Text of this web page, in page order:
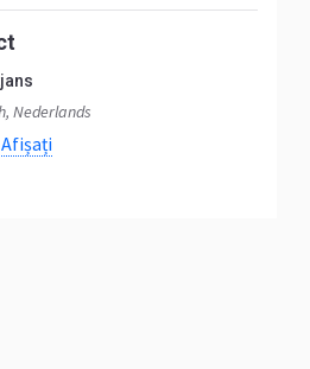
Nederlands
Afișați